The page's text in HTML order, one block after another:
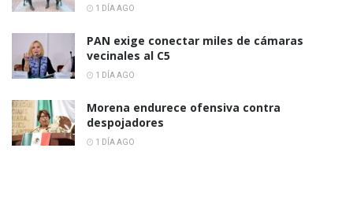
1 DÍA AGO
PAN exige conectar miles de cámaras
vecinales al C5
1 DÍA AGO
Morena endurece ofensiva contra
despojadores
1 DÍA AGO